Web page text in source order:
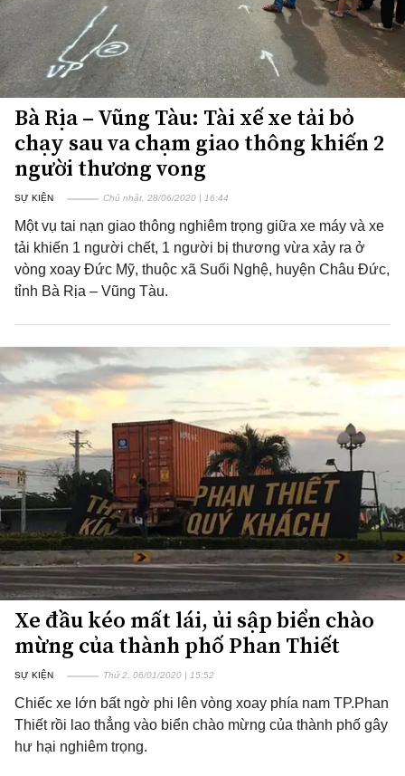
Bà Rịa – Vũng Tàu: Tài xế xe tải bỏ
chạy sau va chạm giao thông khiến 2
người thương vong
SỰ KIỆN Chủ nhật, 28/06/2020 | 16:44
Một vụ tai nạn giao thông nghiêm trọng giữa xe máy và xe
tải khiến 1 người chết, 1 người bị thương vừa xảy ra ở
vòng xoay Đức Mỹ, thuộc xã Suối Nghệ, huyện Châu Đức,
tỉnh Bà Rịa – Vũng Tàu.
Xe đầu kéo mất lái, ủi sập biển chào
mừng của thành phố Phan Thiết
SỰ KIỆN Thứ 2, 06/01/2020 | 15:52
Chiếc xe lớn bất ngờ phi lên vòng xoay phía nam TP.Phan
Thiết rồi lao thẳng vào biển chào mừng của thành phố gây
hư hại nghiêm trọng.